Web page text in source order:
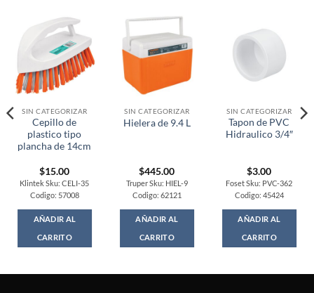
SIN CATEGORIZAR
Cepillo de
plastico tipo
plancha de 14cm
$15.00
Klintek Sku: CELI-35
Codigo: 57008
AÑADIR AL
CARRITO
SIN CATEGORIZAR
Hielera de 9.4 L
$445.00
Truper Sku: HIEL-9
Codigo: 62121
AÑADIR AL
CARRITO
SIN CATEGORIZAR
Tapon de PVC
Hidraulico 3/4″
$3.00
Foset Sku: PVC-362
Codigo: 45424
AÑADIR AL
CARRITO